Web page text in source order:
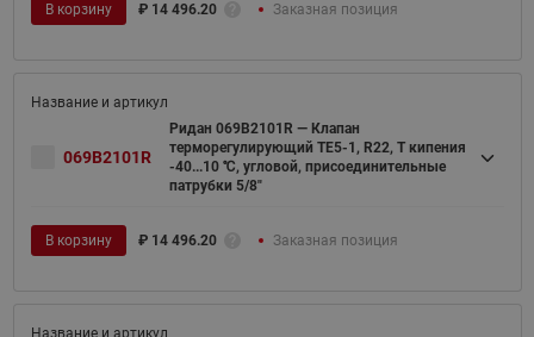
В корзину ₽ 14 496.20 Заказная позиция
069B2101R
Ридан 069B2101R — Клапан
терморегулирующий TE5-1, R22, T кипения
-40...10 ℃, угловой, присоединительные
патрубки 5/8"
В корзину ₽ 14 496.20 Заказная позиция